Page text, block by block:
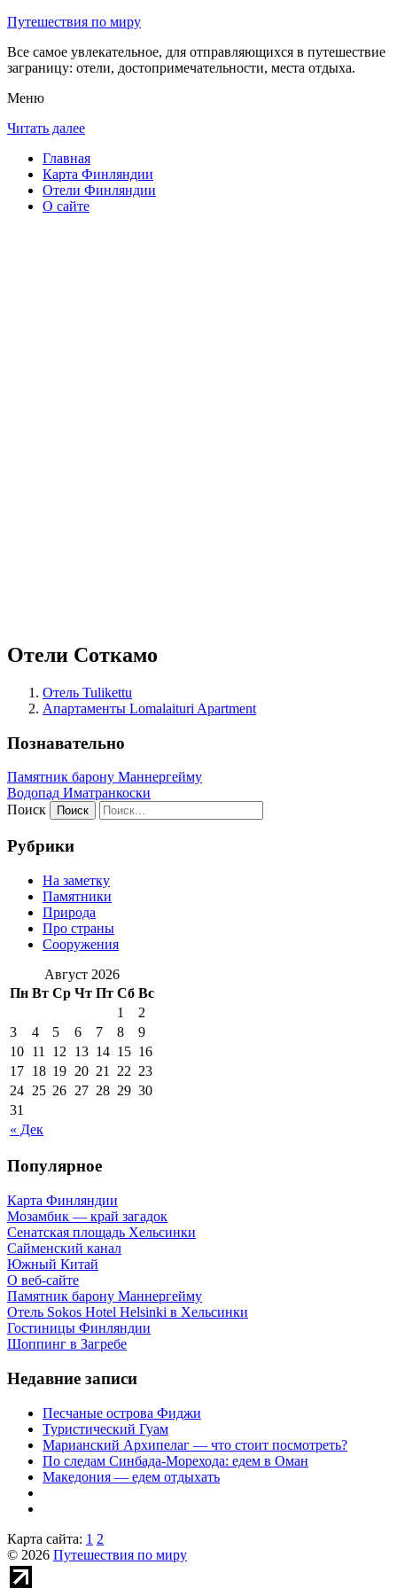
Путешествия по миру
Все самое увлекательное, для отправляющихся в путешествие
заграницу: отели, достопримечательности, места отдыха.
Меню
Читать далее
Главная
Карта Финляндии
Отели Финляндии
О сайте
Отели Соткамо
Отель Tulikettu
Апартаменты Lomalaituri Apartment
Познавательно
Памятник барону Маннергейму
Водопад Иматранкоски
Поиск
Рубрики
На заметку
Памятники
Природа
Про страны
Сооружения
Август 2026
Пн Вт Ср Чт Пт Сб Вс
« Дек
1
2
3
4 5 6 7 8
9
10 11 12 13 14 15 16
17 18 19 20 21 22 23
24 25 26 27 28 29 30
31
Популярное
Карта Финляндии
Мозамбик — край загадок
Сенатская площадь Хельсинки
Сайменский канал
Южный Китай
О веб-сайте
Памятник барону Маннергейму
Отель Sokos Hotel Helsinki в Хельсинки
Гостиницы Финляндии
Шоппинг в Загребе
Недавние записи
Песчаные острова Фиджи
Туристический Гуам
Марианский Архипелаг — что стоит посмотреть?
По следам Синбада-Морехода: едем в Оман
Македония — едем отдыхать
Карта сайта: 1 2
© 2026 Путешествия по миру